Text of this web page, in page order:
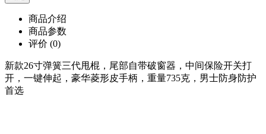
商品介绍
商品参数
评价 (0)
新款26寸弹簧三代甩棍，尾部自带破窗器，中间保险开关打
开，一键伸起，豪华菱形皮手柄，重量735克，男士防身防护
首选